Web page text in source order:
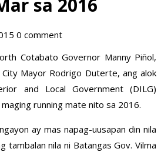
sa 2016
0 comment
Cotabato Governor Manny Piñol,
City Mayor Rodrigo Duterte, ang alok
and Local Government (DILG)
running mate nito sa 2016.
ay mas napag-uusapan din nila
tambalan nila ni Batangas Gov. Vilma